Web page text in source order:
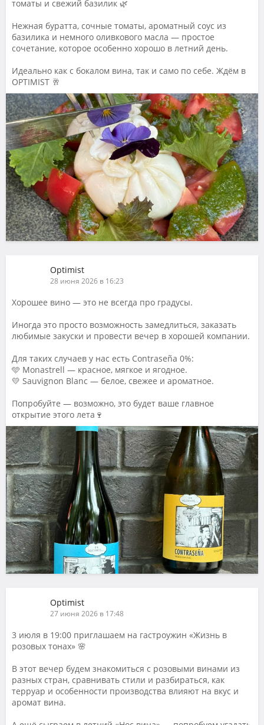
томаты и свежий базилик 🌿
Нежная буратта, сочные томаты, ароматный соус из
базилика и немного оливкового масла — простое
сочетание, которое особенно хорошо в летний день.
Идеально как с бокалом вина, так и само по себе. Ждём в
OPTIMIST 🥂
Optimist
28 июня 2026 в 16:23
Хорошее вино — это не всегда про градусы.
Иногда это просто возможность замедлиться, заказать
любимые закуски и провести вечер в хорошей компании.
Для таких случаев у нас есть Contraseña 0%:
🩵 Monastrell — красное, мягкое и ягодное.
💛 Sauvignon Blanc — белое, свежее и ароматное.
Попробуйте — возможно, это будет ваше главное
открытие этого лета🍷
Optimist
27 июня 2026 в 17:48
3 июля в 19:00 приглашаем на гастроужин «Жизнь в
розовых тонах» 🌸
В этот вечер будем знакомиться с розовыми винами из
разных стран, сравнивать стили и разбираться, как
терруар и особенности производства влияют на вкус и
аромат вина.